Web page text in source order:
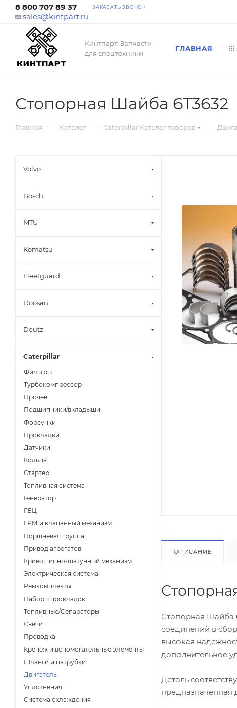
8 800 707 89 37 ЗАКАЗАТЬ ЗВОНОК
sales@kintpart.ru
Кинтпарт. Запчасти
для спецтехники
ГЛАВНАЯ
Стопорная Шайба 6T3632
Главная — Каталог — Caterpillar Каталог товаров —
ОПИСАНИЕ
Стопорная Шайба
соединений в
высокая
дополнительное
Деталь
предназначенная
Volvo
Bosch
MTU
Komatsu
Fleetguard
Doosan
Deutz
Caterpillar
Фильтры
Турбокомпрессор
Прочее
Подшипники/вкладыши
Форсунки
Прокладки
Датчики
Кольца
Стартер
Топливная система
Генератор
ГБЦ
ГРМ и клапанный механизм
Поршневая группа
Привод агрегатов
Кривошипно-шатунный механизм
Электрическая система
Ремкомплекты
Наборы прокладок
Топливные/Сепараторы
Свечи
Проводка
Крепеж и вспомогательные элементы
Шланги и патрубки
Двигатель
Уплотнения
Система охлаждения